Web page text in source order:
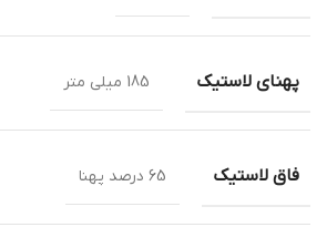
پهنای لاستیک 185 میلی متر
فاق لاستیک 65 درصد پهنا